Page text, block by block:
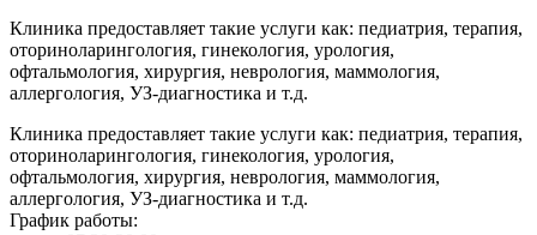
Клиника предоставляет такие услуги как: педиатрия, терапия,
оториноларингология, гинекология, урология,
офтальмология, хирургия, неврология, маммология,
аллергология, УЗ-диагностика и т.д.
Клиника предоставляет такие услуги как: педиатрия, терапия,
оториноларингология, гинекология, урология,
офтальмология, хирургия, неврология, маммология,
аллергология, УЗ-диагностика и т.д.
График работы: